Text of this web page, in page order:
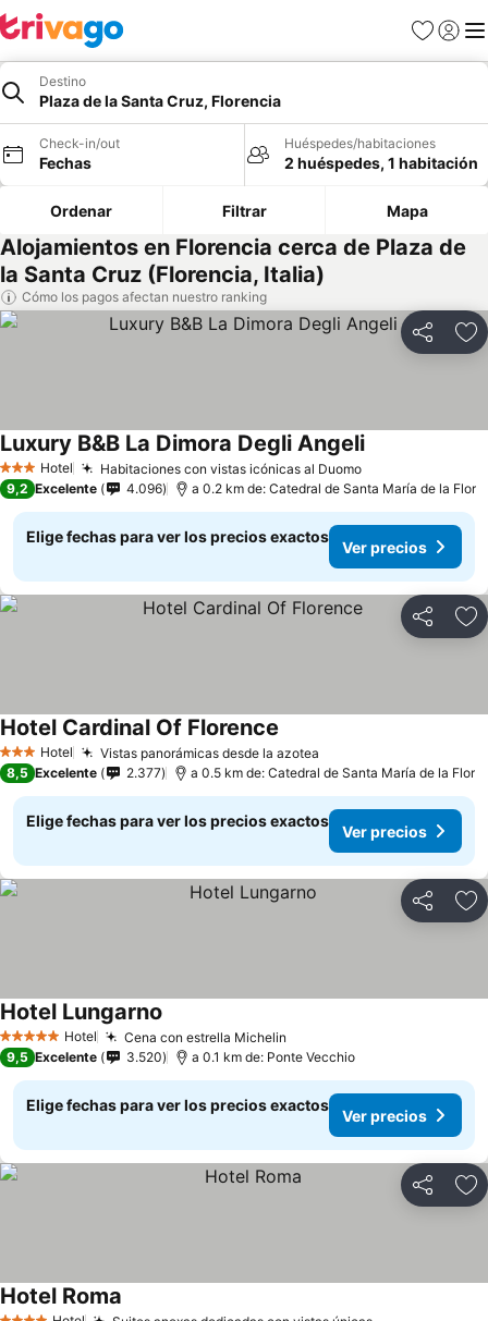
Favoritos
Iniciar
Destino
Plaza de la Santa Cruz, Florencia
Check-in/out
Fechas
Huéspedes/habitaciones
2 huéspedes, 1 habitación
Ordenar Filtrar Mapa
Alojamientos en Florencia cerca de Plaza de
la Santa Cruz (Florencia, Italia)
Cómo los pagos afectan nuestro ranking
Compartir
3 Estrellas
Hotel Habitaciones con vistas icónicas al Duomo
Luxury B&B La Dimora Degli Angeli
9,2 Excelente 4.096 a 0.2 km de: Catedral de Santa María de la Flor
Elige fechas para ver los precios exactos
Ver precios
Compartir
3 Estrellas
Hotel Vistas panorámicas desde la azotea
Hotel Cardinal Of Florence
8,5 Excelente 2.377 a 0.5 km de: Catedral de Santa María de la Flor
Elige fechas para ver los precios exactos
Ver precios
Compartir
5 Estrellas Hotel Cena con estrella Michelin
Hotel Lungarno
9,5 Excelente 3.520 a 0.1 km de: Ponte Vecchio
Elige fechas para ver los precios exactos
Ver precios
Compartir
Hotel Roma